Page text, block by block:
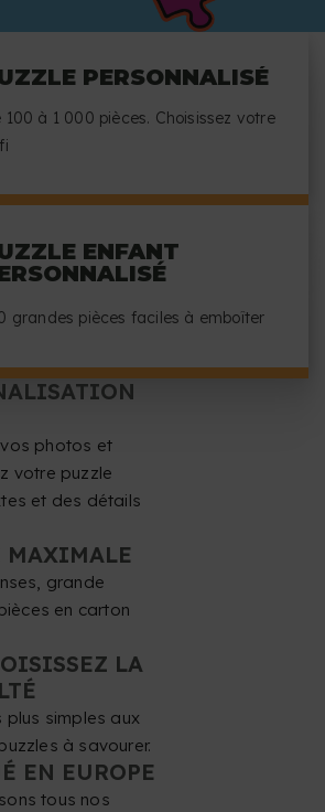
PERSONNALISÉ
100 à 1 000 pièces. Choisissez votre
ENFANT
grandes pièces faciles à emboîter
photos et
votre puzzle
et des détails
MAXIMALE
grande
en carton
LA
plus simples aux
à savourer.
EN EUROPE
tous nos